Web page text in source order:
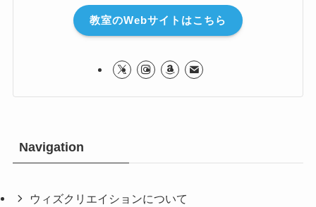
教室のWebサイトはこちら
Navigation
ウィズクリエイションについて